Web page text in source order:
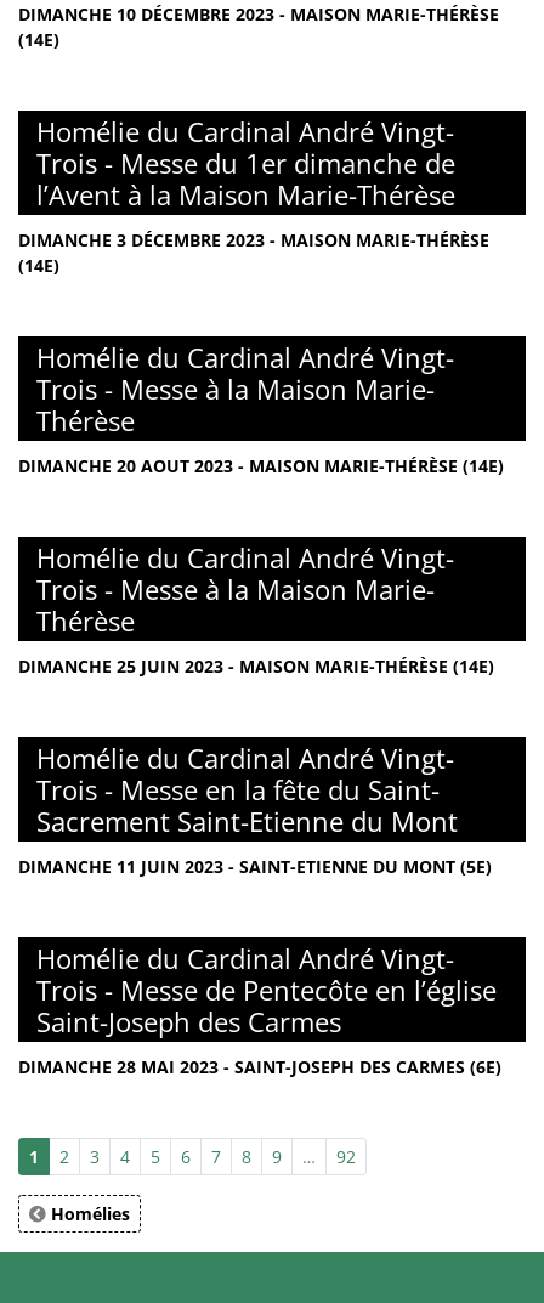
DIMANCHE 10 DÉCEMBRE 2023 - MAISON MARIE-THÉRÈSE
(14E)
Homélie du Cardinal André Vingt-
Trois - Messe du 1er dimanche de
l’Avent à la Maison Marie-Thérèse
DIMANCHE 3 DÉCEMBRE 2023 - MAISON MARIE-THÉRÈSE
(14E)
Homélie du Cardinal André Vingt-
Trois - Messe à la Maison Marie-
Thérèse
DIMANCHE 20 AOUT 2023 - MAISON MARIE-THÉRÈSE (14E)
Homélie du Cardinal André Vingt-
Trois - Messe à la Maison Marie-
Thérèse
DIMANCHE 25 JUIN 2023 - MAISON MARIE-THÉRÈSE (14E)
Homélie du Cardinal André Vingt-
Trois - Messe en la fête du Saint-
Sacrement Saint-Etienne du Mont
DIMANCHE 11 JUIN 2023 - SAINT-ETIENNE DU MONT (5E)
Homélie du Cardinal André Vingt-
Trois - Messe de Pentecôte en l’église
Saint-Joseph des Carmes
DIMANCHE 28 MAI 2023 - SAINT-JOSEPH DES CARMES (6E)
1 2 3 4 5 6 7 8 9 … 92
Homélies